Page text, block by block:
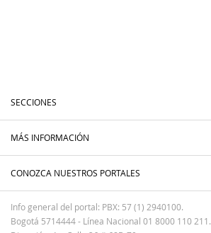
SECCIONES
MÁS INFORMACIÓN
CONOZCA NUESTROS PORTALES
Info general del portal: PBX: 57 (1) 2940100.
Bogotá 5714444 - Línea Nacional 01 8000 110 211.